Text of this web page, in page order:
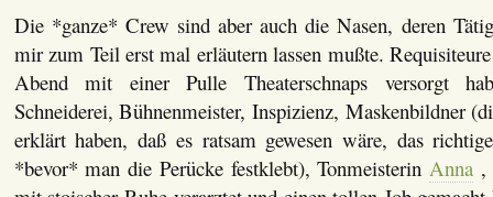
Die *ganze* Crew sind aber auch die Nasen, deren
mir zum Teil erst mal erläutern lassen mußte.
Abend mit einer Pulle Theaterschnaps versorgt
Schneiderei, Bühnenmeister, Inspizienz, Maskenbildner
erklärt haben, daß es ratsam gewesen wäre, das
*bevor* man die Perücke festklebt), Tonmeisterin Anna,